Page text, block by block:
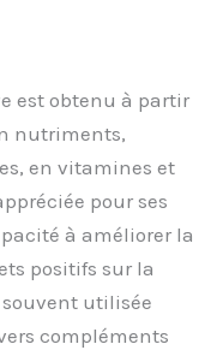
est obtenu à partir
nutriments,
en vitamines et
pour ses
à améliorer la
positifs sur la
utilisée
compléments